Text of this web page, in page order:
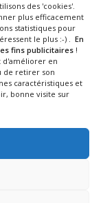
des 'cookies'.
plus efficacement
statistiques pour
le plus :-) . En
fins publicitaires !
d'améliorer en
de retirer son
caractéristiques et
bonne visite sur
conseil &